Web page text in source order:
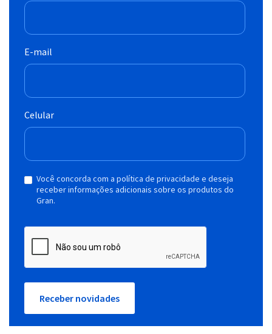
E-mail
Celular
Você concorda com a política de privacidade e deseja
receber informações adicionais sobre os produtos do
Gran.
Receber novidades